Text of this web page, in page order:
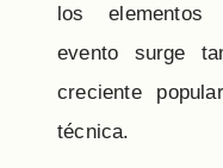
los elementos
evento surge
creciente
técnica.